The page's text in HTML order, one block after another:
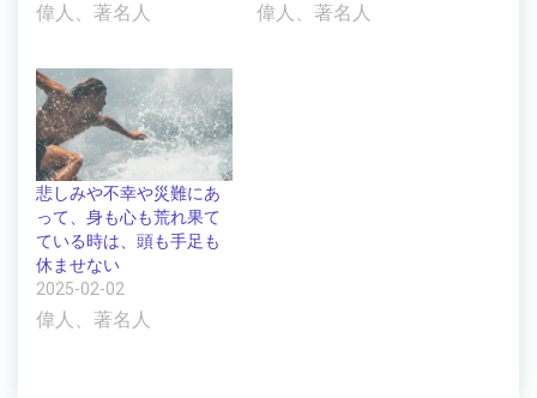
偉人、著名人 偉人、著名人
悲しみや不幸や災難にあ
って、身も心も荒れ果て
ている時は、頭も手足も
休ませない
2025-02-02
偉人、著名人